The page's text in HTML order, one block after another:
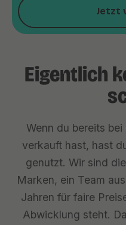
Jetzt
Eigentlich
Wenn du bereits
verkauft hast, hast
genutzt. Wir sind
Marken, ein Team
Jahren für faire
Abwicklung steht.